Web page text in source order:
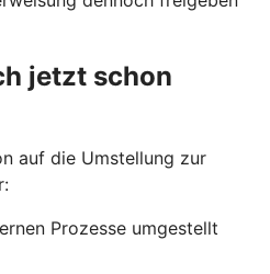
jetzt schon
auf die Umstellung zur
Prozesse umgestellt